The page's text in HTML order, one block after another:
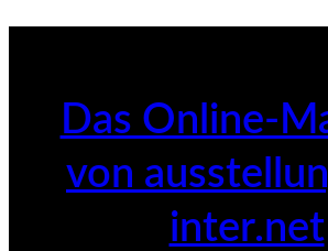
Das Online-
von
inter.net